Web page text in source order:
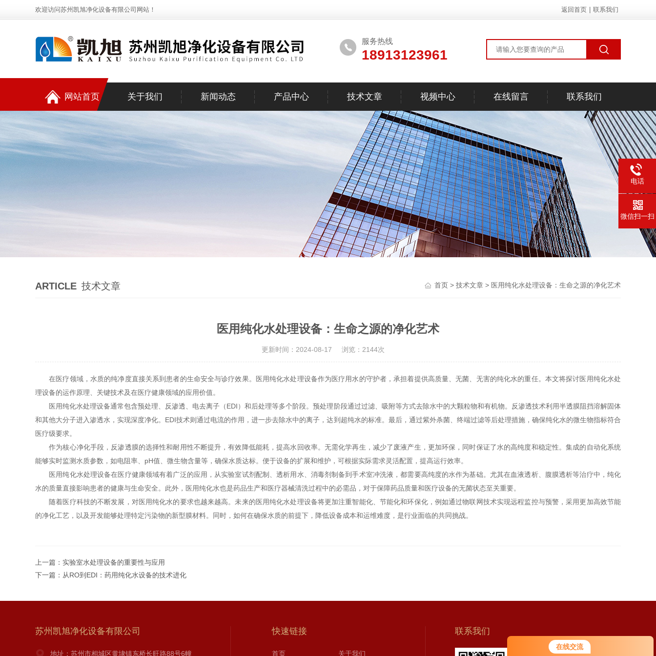
在线交流
欢迎访问苏州凯旭净化设备有限公司网站！ 返回首页 联系我们
服务热线
18913123961
网站首页 关于我们 新闻动态 产品中心 技术文章 视频中心 在线留言 联系我们
ARTICLE 技术文章 首页 > 技术文章 > 医用纯化水处理设备：生命之源的净化艺术
医用纯化水处理设备：生命之源的净化艺术
更新时间：2024-08-17 浏览：2144次
在医疗领域，水质的纯净度直接关系到患者的生命安全与诊疗效果。医用纯化水处理设备作为医疗用水的守护者，承担着提供高质量、无菌、无害的纯化水的重任。本文将探讨医用纯化水处
理设备的运作原理、关键技术及在医疗健康领域的应用价值。
医用纯化水处理设备通常包含预处理、反渗透、电去离子（EDI）和后处理等多个阶段。预处理阶段通过过滤、吸附等方式去除水中的大颗粒物和有机物。反渗透技术利用半透膜阻挡溶解固体
和其他大分子进入渗透水，实现深度净化。EDI技术则通过电流的作用，进一步去除水中的离子，达到超纯水的标准。最后，通过紫外杀菌、终端过滤等后处理措施，确保纯化水的微生物指标符合
医疗级要求。
作为核心净化手段，反渗透膜的选择性和耐用性不断提升，有效降低能耗，提高水回收率。无需化学再生，减少了废液产生，更加环保，同时保证了水的高纯度和稳定性。集成的自动化系统
能够实时监测水质参数，如电阻率、pH值、微生物含量等，确保水质达标。便于设备的扩展和维护，可根据实际需求灵活配置，提高运行效率。
医用纯化水处理设备在医疗健康领域有着广泛的应用，从实验室试剂配制、透析用水、消毒剂制备到手术室冲洗液，都需要高纯度的水作为基础。尤其在血液透析、腹膜透析等治疗中，纯化
水的质量直接影响患者的健康与生命安全。此外，医用纯化水也是药品生产和医疗器械清洗过程中的必需品，对于保障药品质量和医疗设备的无菌状态至关重要。
随着医疗科技的不断发展，对医用纯化水的要求也越来越高。未来的医用纯化水处理设备将更加注重智能化、节能化和环保化，例如通过物联网技术实现远程监控与预警，采用更加高效节能
的净化工艺，以及开发能够处理特定污染物的新型膜材料。同时，如何在确保水质的前提下，降低设备成本和运维难度，是行业面临的共同挑战。
上一篇： 实验室水处理设备的重要性与应用
下一篇： 从RO到EDI：药用纯化水设备的技术进化
苏州凯旭净化设备有限公司
地址：苏州市相城区黄埭镇东桥长旺路88号6幢
快速链接
首页 关于我们
联系我们
电话
微信扫一扫